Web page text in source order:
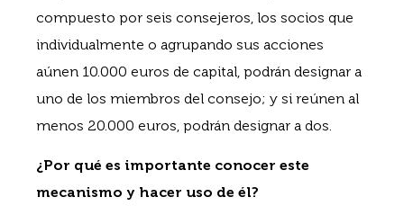
compuesto por seis consejeros, los socios que
individualmente o agrupando sus acciones
aúnen 10.000 euros de capital, podrán designar a
uno de los miembros del consejo; y si reúnen al
menos 20.000 euros, podrán designar a dos.
¿Por qué es importante conocer este
mecanismo y hacer uso de él?